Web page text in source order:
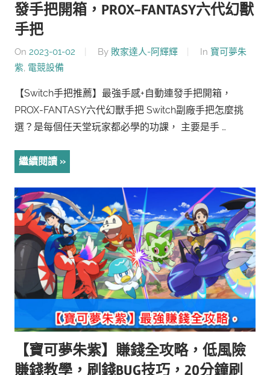
發手把開箱，PROX-FANTASY六代幻獸
手把
On 2023-01-02 By 敗家達人-阿輝輝 In 寶可夢朱
紫, 電競設備
【Switch手把推薦】最強手感+自動連發手把開箱，
PROX-FANTASY六代幻獸手把 Switch副廠手把怎麼挑
選？是每個任天堂玩家都必學的功課， 主要是手 …
繼續閱讀
【寶可夢朱紫】賺錢全攻略，低風險
賺錢教學，刷錢BUG技巧，20分鐘刷